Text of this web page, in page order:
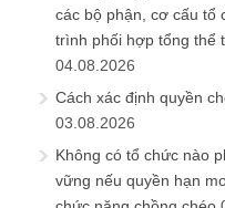
các bộ phận, cơ cấu tổ
trình phối hợp tổng thể
04.08.2026
Cách xác định quyền
03.08.2026
Không có tổ chức nào
vững nếu quyền hạn